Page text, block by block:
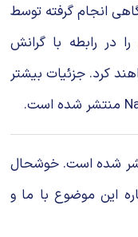
انجام گرفته توسط
در رابطه با گرانش
کرد. جزئیات بیشتر
شده است. خوشحال
این موضوع با ما و